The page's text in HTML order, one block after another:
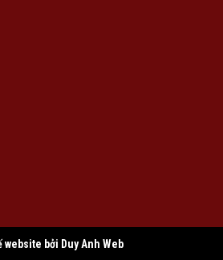
website bởi Duy Anh Web